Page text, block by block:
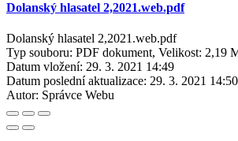
Dolanský hlasatel 2,2021.web.pdf
Dolanský hlasatel 2,2021.web.pdf
Typ souboru: PDF dokument, Velikost: 2,19
Datum vložení: 29. 3. 2021 14:49
Datum poslední aktualizace: 29. 3. 2021 14:50
Autor: Správce Webu